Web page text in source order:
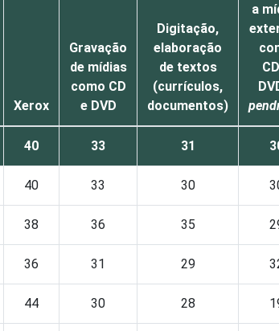
Xerox
Gravação
de mídias
como CD
e DVD
Digitação,
elaboração
de textos
(currículos,
documentos)
a
40 33 31
40 33 30
38 36 35
36 31 29
44 30 28